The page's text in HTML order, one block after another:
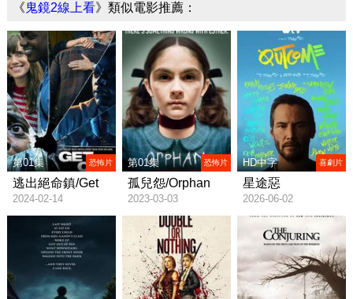
《鬼鏡2線上看》類似電影推薦：
第01集 恐怖片
逃出絕命鎮/Get
Out
2024-02-14
第01集 恐怖片
孤兒怨/Orphan
2023-03-03
HD中字 喜劇片
星途惡
果/Outcome
2026-06-02